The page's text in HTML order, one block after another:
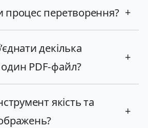
процес перетворення? +
декілька
PDF-файл?
+
якість та
+